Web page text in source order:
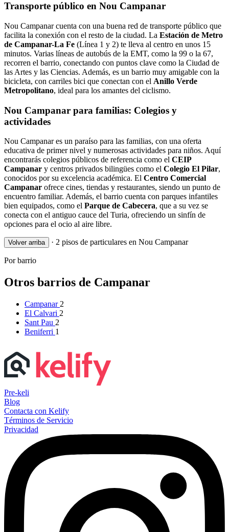
Transporte público en Nou Campanar
Nou Campanar cuenta con una buena red de transporte público que
facilita la conexión con el resto de la ciudad. La Estación de Metro
de Campanar-La Fe (Línea 1 y 2) te lleva al centro en unos 15
minutos. Varias líneas de autobús de la EMT, como la 99 o la 67,
recorren el barrio, conectando con puntos clave como la Ciudad de
las Artes y las Ciencias. Además, es un barrio muy amigable con la
bicicleta, con carriles bici que conectan con el Anillo Verde
Metropolitano, ideal para los amantes del ciclismo.
Nou Campanar para familias: Colegios y
actividades
Nou Campanar es un paraíso para las familias, con una oferta
educativa de primer nivel y numerosas actividades para niños. Aquí
encontrarás colegios públicos de referencia como el CEIP
Campanar y centros privados bilingües como el Colegio El Pilar,
conocidos por su excelencia académica. El Centro Comercial
Campanar ofrece cines, tiendas y restaurantes, siendo un punto de
encuentro familiar. Además, el barrio cuenta con parques infantiles
bien equipados, como el Parque de Cabecera, que a su vez se
conecta con el antiguo cauce del Turia, ofreciendo un sinfín de
opciones para el ocio al aire libre.
Volver arriba · 2 pisos de particulares en Nou Campanar
Por barrio
Otros barrios de Campanar
Campanar 2
El Calvari 2
Sant Pau 2
Beniferri 1
Pre-keli
Blog
Contacta con Kelify
Términos de Servicio
Privacidad